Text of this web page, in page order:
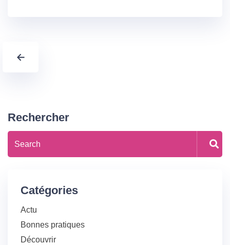
←
Rechercher
Catégories
Actu
Bonnes pratiques
Découvrir